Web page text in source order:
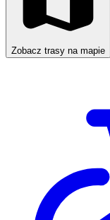
Zobacz trasy na mapie